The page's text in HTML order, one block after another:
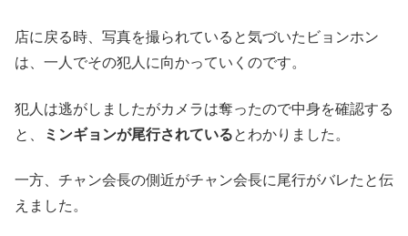
店に戻る時、写真を撮られていると気づいたビョンホン
は、一人でその犯人に向かっていくのです。
犯人は逃がしましたがカメラは奪ったので中身を確認する
と、
ミンギョンが尾行されているとわかりました。
一方、チャン会長の側近がチャン会長に尾行がバレたと伝
えました。